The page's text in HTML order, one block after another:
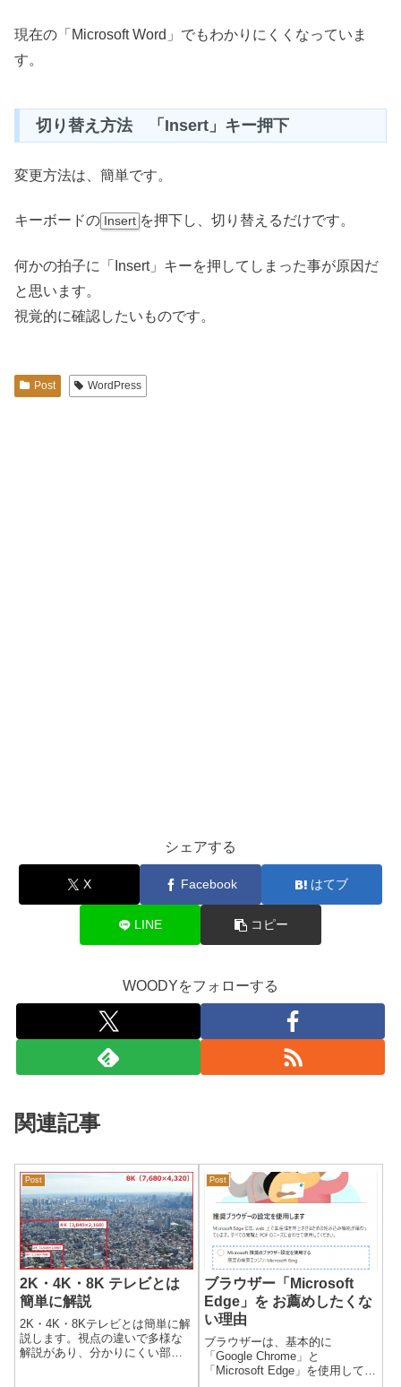
現在の「Microsoft Word」でもわかりにくくなっていま
す。
切り替え方法 「Insert」キー押下
変更方法は、簡単です。
キーボードの Insert を押下し、切り替えるだけです。
何かの拍子に「Insert」キーを押してしまった事が原因だ
と思います。
視覚的に確認したいものです。
Post WordPress
シェアする
X Facebook はてブ
LINE コピー
WOODYをフォローする
関連記事
Post
2K・4K・8K テレビとは
簡単に解説
2K・4K・8Kテレビとは簡単に解
説します。視点の違いで多様な
解説があり、分かりにくい部分
Post
ブラウザー「Microsoft
Edge」を お薦めしたくな
い理由
ブラウザーは、基本的に
「Google Chrome」と
「Microsoft Edge」を使用してい